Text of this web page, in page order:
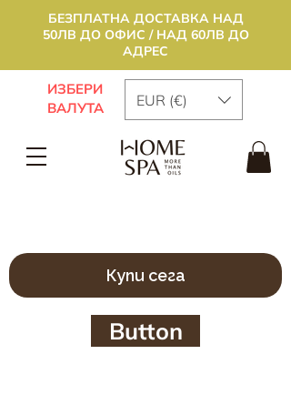
БЕЗПЛАТНА ДОСТАВКА НАД
50ЛВ ДО ОФИС / НАД 60ЛВ ДО
АДРЕС
ИЗБЕРИ
ВАЛУТА
EUR (€)
Купи сега
Button